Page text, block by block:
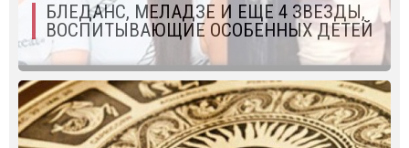
БЛЕДАНС, МЕЛАДЗЕ И ЕЩЕ 4 ЗВЕЗДЫ,
ВОСПИТЫВАЮЩИЕ ОСОБЕННЫХ ДЕТЕЙ